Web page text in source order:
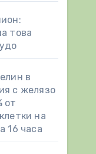
това
в
с желязо
от
на
16 часа